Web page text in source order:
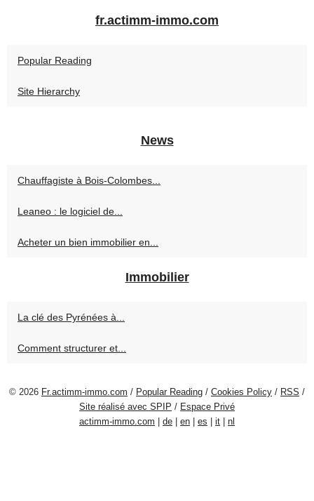
fr.actimm-immo.com
Popular Reading
Site Hierarchy
News
Chauffagiste à Bois-Colombes...
Leaneo : le logiciel de...
Acheter un bien immobilier en...
Immobilier
La clé des Pyrénées à...
Comment structurer et...
© 2026 Fr.actimm-immo.com / Popular Reading / Cookies Policy / RSS /
Site réalisé avec SPIP / Espace Privé
actimm-immo.com
de en es it nl